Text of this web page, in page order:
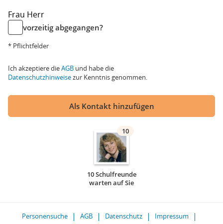
Frau Herr
vorzeitig abgegangen?
* Pflichtfelder
Ich akzeptiere dieAGB und habe die
Datenschutzhinweisezur Kenntnis genommen.
Als Kontakt hinzufügen
10
10 Schulfreunde
warten auf Sie
Personensuche AGB Datenschutz
Impressum